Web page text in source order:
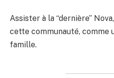
Assister à la “dernière”
cette communauté, comme
famille.